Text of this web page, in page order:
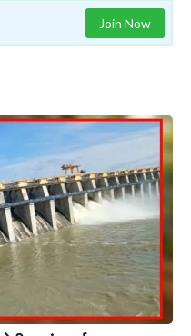
Join Now